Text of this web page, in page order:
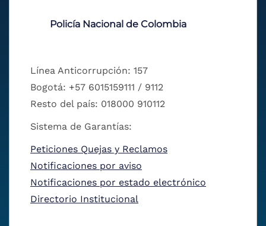
Policía Nacional de Colombia
Línea Anticorrupción: 157
Bogotá: +57 6015159111 / 9112
Resto del país: 018000 910112
Sistema de Garantías:
Peticiones Quejas y Reclamos
Notificaciones por aviso
Notificaciones por estado electrónico
Directorio Institucional